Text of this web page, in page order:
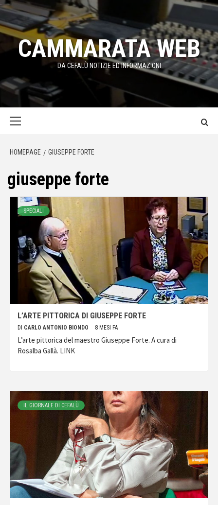
Passa
contenuto
CAMMARATA WEB
DA CEFALÙ NOTIZIE ED INFORMAZIONI
HOMEPAGE GIUSEPPE FORTE
giuseppe forte
SPECIALI
L’ARTE PITTORICA DI GIUSEPPE FORTE
DI CARLO ANTONIO BIONDO 8 MESI FA
L’arte pittorica del maestro Giuseppe Forte. A cura di
Rosalba Gallà. LINK
IL GIORNALE DI CEFALÙ